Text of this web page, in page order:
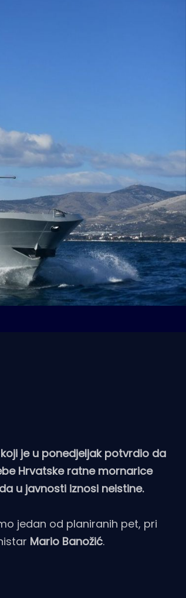
je u ponedjeljak potvrdio da
Hrvatske ratne mornarice
u javnosti iznosi neistine.
jedan od planiranih pet, pri
Mario Banožić.